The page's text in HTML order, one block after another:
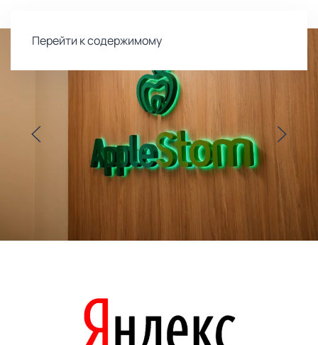
Перейти к содержимому